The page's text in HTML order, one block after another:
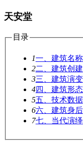
天安堂
目录
1一、建筑名
2二、建筑创建
3三、建筑演变
4四、建筑形态
5五、技术数据
6六、建筑身后
7七、当代演绎